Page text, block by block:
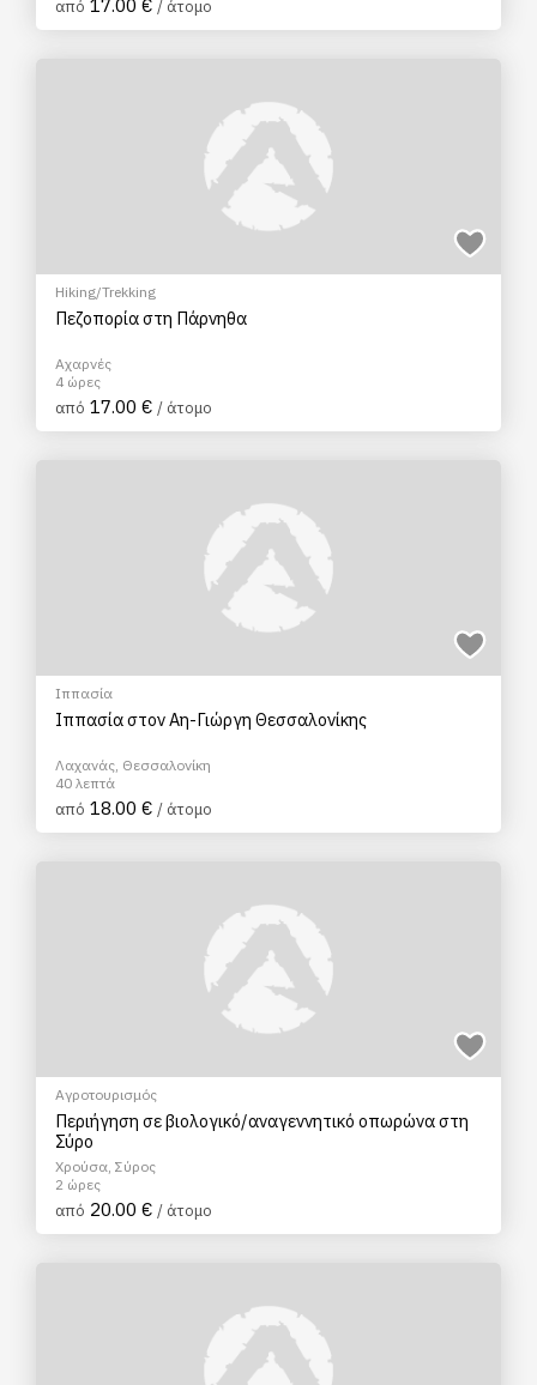
από 17.00 € / άτομο
Hiking/Trekking
Πεζοπορία στη Πάρνηθα
Αχαρνές
4 ώρες
από 17.00 € / άτομο
Ιππασία
Ιππασία στον Αη-Γιώργη Θεσσαλονίκης
Λαχανάς, Θεσσαλονίκη
40 λεπτά
από 18.00 € / άτομο
Αγροτουρισμός
Περιήγηση σε βιολογικό/αναγεννητικό οπωρώνα στη
Σύρο
Χρούσα, Σύρος
2 ώρες
από 20.00 € / άτομο